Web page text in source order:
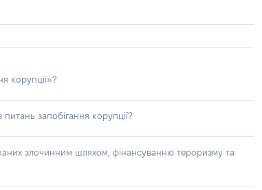
корупції»?
запобігання корупції?
злочинним шляхом, фінансуванню тероризму та